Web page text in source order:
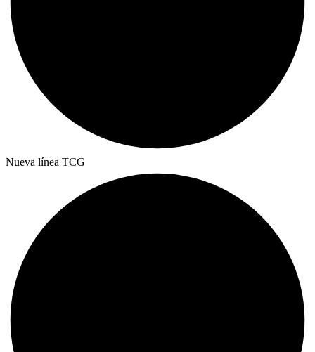
Nueva línea TCG